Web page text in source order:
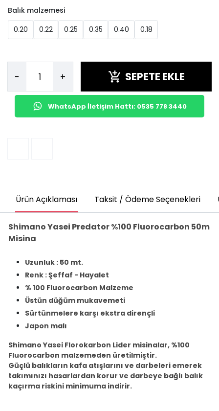
Balık malzemesi
0.20
0.22 0.25 0.35 0.40 0.18
- + SEPETE EKLE
WhatsApp İletişim Hattı: 0535 778 3440
Ürün Açıklaması Taksit / Ödeme Seçenekleri
Shimano Yasei Predator %100 Fluorocarbon 50m
Misina
Uzunluk : 50 mt.
Renk : Şeffaf - Hayalet
% 100 Fluorocarbon Malzeme
Üstün düğüm mukavemeti
Sürtünmelere karşı ekstra dirençli
Japon malı
Shimano Yasei Florokarbon Lider misinalar, %100
Fluorocarbon malzemeden üretilmiştir.
Güçlü balıkların kafa atışlarını ve darbeleri emerek
takımınızı hasarlardan korur ve darbeye bağlı balık
kaçırma riskini minimuma indirir.